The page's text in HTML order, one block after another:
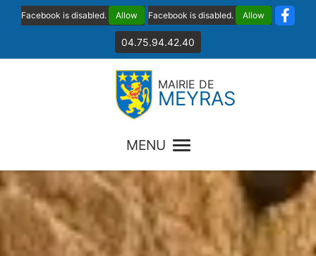
Facebook is disabled. Allow Facebook is disabled. Allow
04.75.94.42.40
MAIRIE DE
MEYRAS
MENU